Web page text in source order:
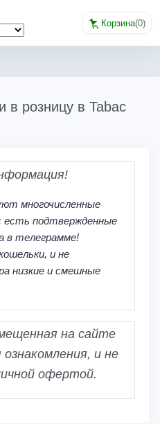
Корзина(0)
в розницу в Tabac
многочисленные
есть подтвержденные
в телеграмме!
и не
низкие и смешные
на сайте
и не
офертой.